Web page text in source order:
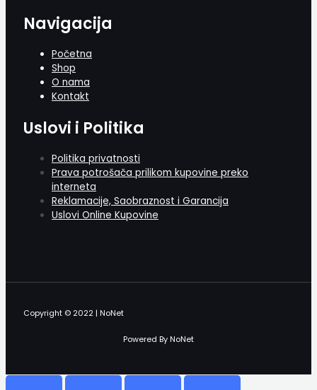
Navigacija
Početna
Shop
O nama
Kontakt
Uslovi i Politika
Politika privatnosti
Prava potrošača prilikom kupovine preko
interneta
Reklamacije, Saobraznost i Garancija
Uslovi Online Kupovine
Copyright © 2022 | NoNet
Powered By NoNet